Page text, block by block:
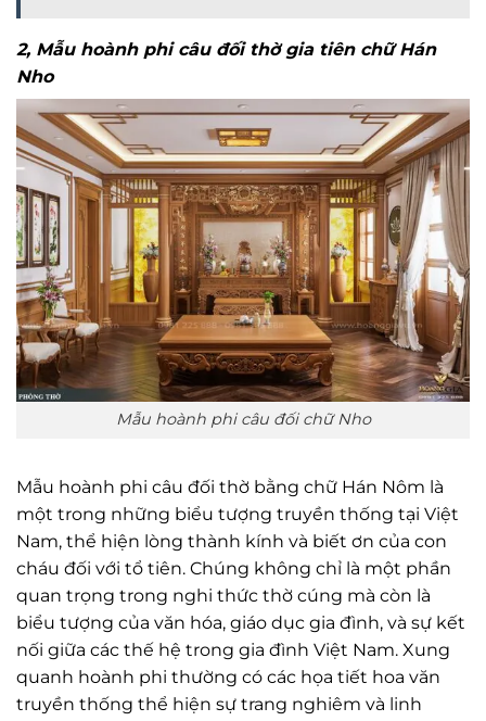
2, Mẫu hoành phi câu đối thờ gia tiên chữ Hán
Nho
Mẫu hoành phi câu đối chữ Nho
Mẫu hoành phi câu đối thờ bằng chữ Hán Nôm là
một trong những biểu tượng truyền thống tại Việt
Nam, thể hiện lòng thành kính và biết ơn của con
cháu đối với tổ tiên. Chúng không chỉ là một phần
quan trọng trong nghi thức thờ cúng mà còn là
biểu tượng của văn hóa, giáo dục gia đình, và sự kết
nối giữa các thế hệ trong gia đình Việt Nam. Xung
quanh hoành phi thường có các họa tiết hoa văn
truyền thống thể hiện sự trang nghiêm và linh